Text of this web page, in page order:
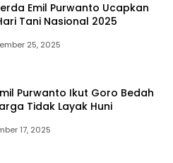
Emil Purwanto Ucapkan
Tani Nasional 2025
25, 2025
Purwanto Ikut Goro Bedah
Tidak Layak Huni
17, 2025